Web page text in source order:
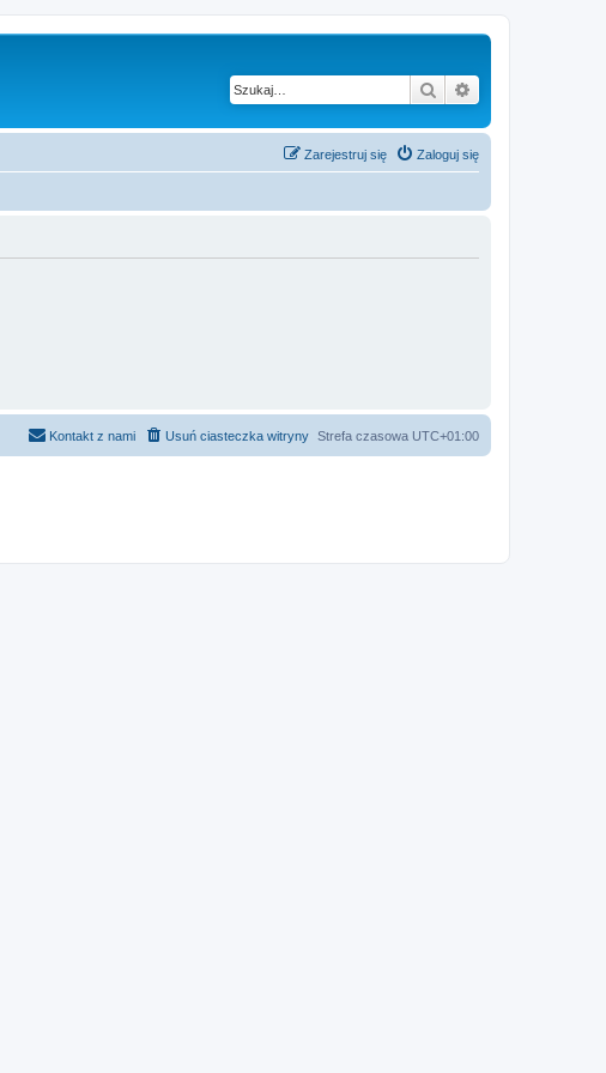
Szukaj
Zaloguj się
Zarejestruj się
Strefa czasowa UTC+01:00
Usuń ciasteczka witryny
Kontakt z nami